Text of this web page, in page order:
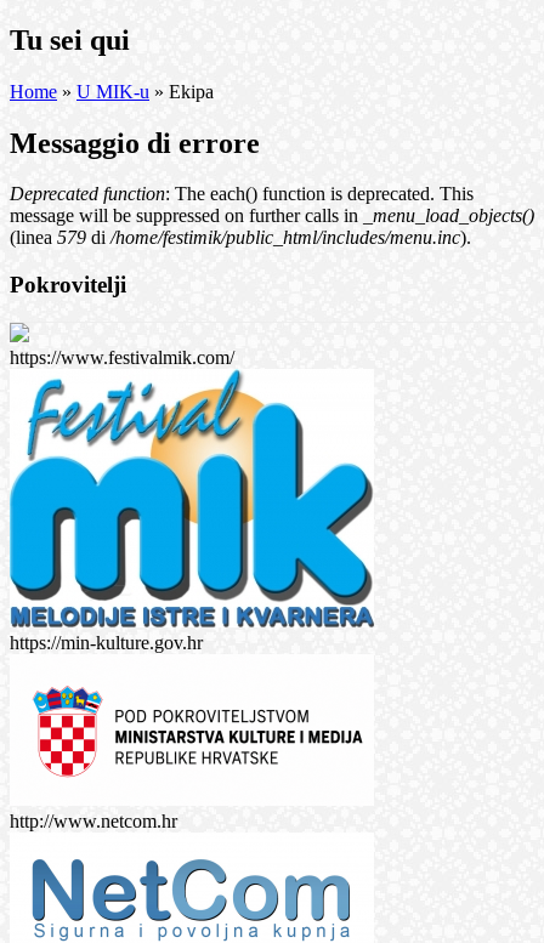
Tu sei qui
Home » U MIK-u » Ekipa
Messaggio di errore
Deprecated function: The each() function is deprecated. This
message will be suppressed on further calls in
_menu_load_objects()
(linea 579 di/home/festimik/public_html/includes/menu.inc).
Pokrovitelji
https://www.festivalmik.com/
https://min-kulture.gov.hr
http://www.netcom.hr